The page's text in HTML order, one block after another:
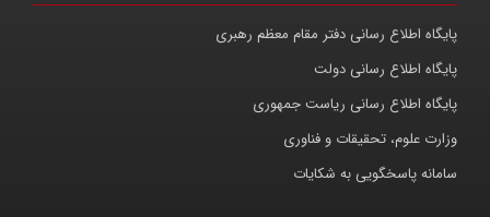
پایگاه اطلاع رسانی دفتر مقام معظم رهبری
پایگاه اطلاع رسانی دولت
پایگاه اطلاع رسانی ریاست جمهوری
وزارت علوم، تحقیقات و فناوری
سامانه پاسخگویی به شکایات